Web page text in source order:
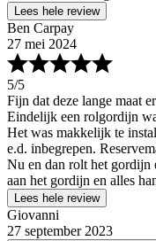
Lees hele review
Ben Carpay
27 mei 2024
5/5
Fijn dat deze lange maat
Eindelijk een rolgordijn
Het was makkelijk te
e.d. inbegrepen.
Nu en dan rolt het gordijn
aan het gordijn en alles
Lees hele review
Giovanni
27 september 2023